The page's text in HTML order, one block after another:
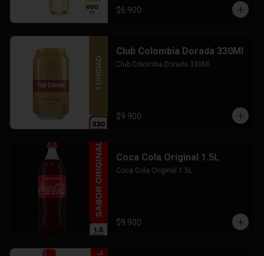
$6.900
Club Colombia Dorada 330Ml
Club Colombia Dorada 330Ml
$9.900
Coca Cola Original 1.5L
Coca Cola Original 1.5L
$9.900